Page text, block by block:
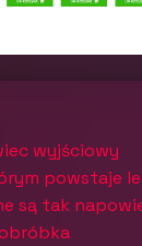
wyjściowy
powstaje
są tak